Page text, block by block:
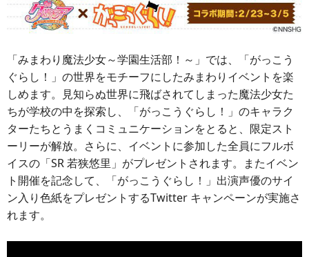
「みまわり魔法少女～学園生活部！～」では、「がっこう
ぐらし！」の世界をモチーフにしたみまわりイベントを楽
しめます。見知らぬ世界に飛ばされてしまった魔法少女た
ちが学校の中を探索し、「がっこうぐらし！」のキャラク
ターたちとうまくコミュニケーションをとると、限定スト
ーリーが解放。さらに、イベントに参加した全員にフルボ
イスの「SR 若狭悠里」がプレゼントされます。またイベン
ト開催を記念して、「がっこうぐらし！」出演声優のサイ
ン入り色紙をプレゼントするTwitter キャンペーンが実施さ
れます。